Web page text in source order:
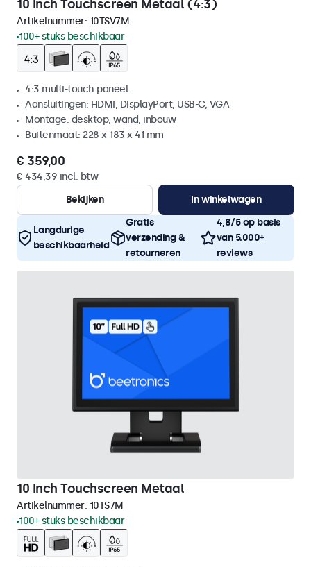
10 Inch Touchscreen Metaal (4:3)
Artikelnummer: 10TSV7M
100+ stuks beschikbaar
4:3 multi-touch paneel
Aansluitingen: HDMI, DisplayPort, USB-C, VGA
Montage: desktop, wand, inbouw
Buitenmaat: 228 x 183 x 41 mm
€ 359,00
€ 434,39 incl. btw
Bekijken
In winkelwagen
Langdurige
beschikbaarheid
Gratis
verzending &
retourneren
4,8/5 op basis
van 5.000+
reviews
10 Inch Touchscreen Metaal
Artikelnummer: 10TS7M
100+ stuks beschikbaar